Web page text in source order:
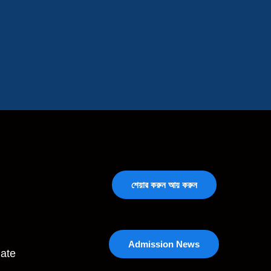
শেয়ার করুন আয় করুন
Admission News